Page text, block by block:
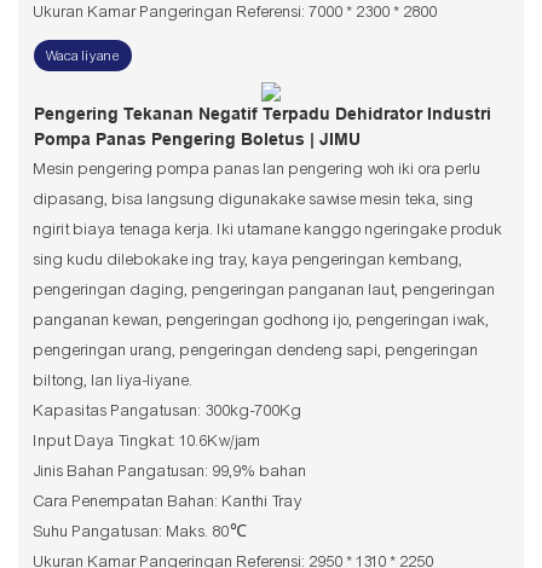
Ukuran Kamar Pangeringan Referensi: 7000 * 2300 * 2800
Waca liyane
Pengering Tekanan Negatif Terpadu Dehidrator Industri
Pompa Panas Pengering Boletus | JIMU
Mesin pengering pompa panas lan pengering woh iki ora perlu
dipasang, bisa langsung digunakake sawise mesin teka, sing
ngirit biaya tenaga kerja. Iki utamane kanggo ngeringake produk
sing kudu dilebokake ing tray, kaya pengeringan kembang,
pengeringan daging, pengeringan panganan laut, pengeringan
panganan kewan, pengeringan godhong ijo, pengeringan iwak,
pengeringan urang, pengeringan dendeng sapi, pengeringan
biltong, lan liya-liyane.
Kapasitas Pangatusan: 300kg-700Kg
Input Daya Tingkat: 10.6Kw/jam
Jinis Bahan Pangatusan: 99,9% bahan
Cara Penempatan Bahan: Kanthi Tray
Suhu Pangatusan: Maks. 80℃
Ukuran Kamar Pangeringan Referensi: 2950 * 1310 * 2250